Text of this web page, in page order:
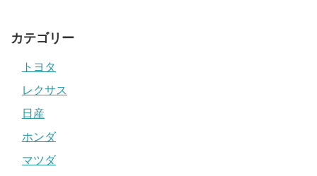
カテゴリー
トヨタ
レクサス
日産
ホンダ
マツダ